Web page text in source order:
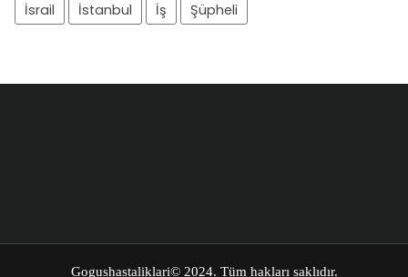
İsrail
İstanbul İş Şüpheli
Gogushastaliklari© 2024. Tüm hakları saklıdır.